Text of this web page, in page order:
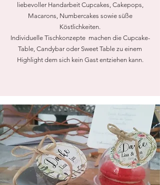
liebevoller Handarbeit Cupcakes, Cakepops,
Macarons, Numbercakes sowie süße
Köstlichkeiten.
Individuelle Tischkonzepte machen die Cupcake-
Table, Candybar oder Sweet Table zu einem
Highlight dem sich kein Gast entziehen kann.